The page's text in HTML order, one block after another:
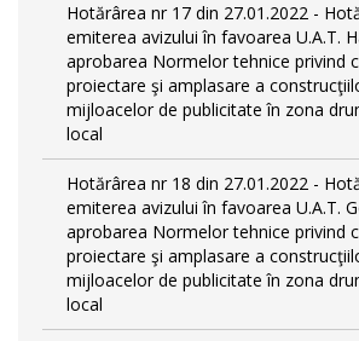
Hotărârea nr 17 din 27.01.2022 -
emiterea avizului în favoarea U.A.T.
aprobarea Normelor tehnice privind
proiectare şi amplasare a
mijloacelor de publicitate în zona
local
Hotărârea nr 18 din 27.01.2022 -
emiterea avizului în favoarea U.A.T.
aprobarea Normelor tehnice privind
proiectare şi amplasare a
mijloacelor de publicitate în zona
local